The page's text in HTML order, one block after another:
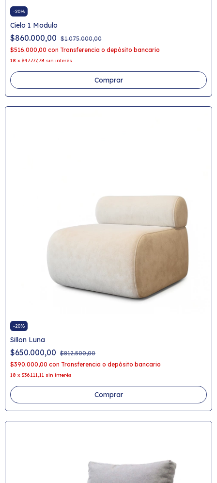
-20%
Cielo 1 Modulo
$860.000,00 $1.075.000,00
$516.000,00 con Transferencia o depósito bancario
18 x $47.777,78 sin interés
Comprar
-20%
Sillon Luna
$650.000,00 $812.500,00
$390.000,00 con Transferencia o depósito bancario
18 x $36.111,11 sin interés